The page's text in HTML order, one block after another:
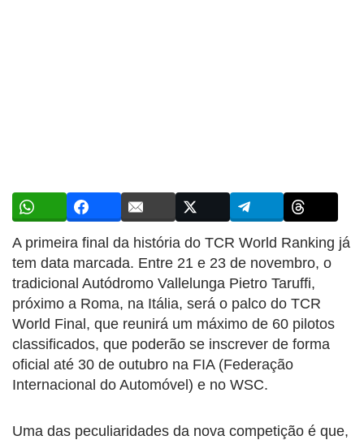
A primeira final da história do TCR World Ranking já
tem data marcada. Entre 21 e 23 de novembro, o
tradicional Autódromo Vallelunga Pietro Taruffi,
próximo a Roma, na Itália, será o palco do TCR
World Final, que reunirá um máximo de 60 pilotos
classificados, que poderão se inscrever de forma
oficial até 30 de outubro na FIA (Federação
Internacional do Automóvel) e no WSC.
Uma das peculiaridades da nova competição é que,